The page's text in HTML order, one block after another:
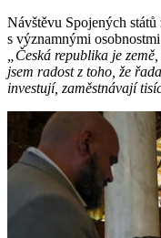
Návštěvu Spojených
s významnými
„Česká republika je
jsem radost z toho, že
investují, zaměstnávají